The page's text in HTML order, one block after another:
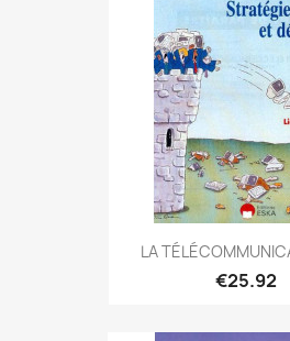
LA
€25.92